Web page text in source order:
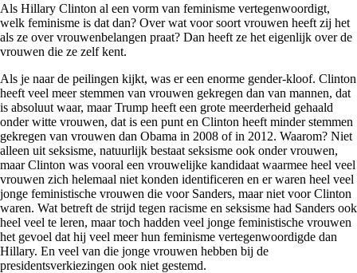
Als Hillary Clinton al een vorm van feminisme vertegenwoordigt,
welk feminisme is dat dan? Over wat voor soort vrouwen heeft zij het
als ze over vrouwenbelangen praat? Dan heeft ze het eigenlijk over de
vrouwen die ze zelf kent.
Als je naar de peilingen kijkt, was er een enorme gender-kloof. Clinton
heeft veel meer stemmen van vrouwen gekregen dan van mannen, dat
is absoluut waar, maar Trump heeft een grote meerderheid gehaald
onder witte vrouwen, dat is een punt en Clinton heeft minder stemmen
gekregen van vrouwen dan Obama in 2008 of in 2012. Waarom? Niet
alleen uit seksisme, natuurlijk bestaat seksisme ook onder vrouwen,
maar Clinton was vooral een vrouwelijke kandidaat waarmee heel veel
vrouwen zich helemaal niet konden identificeren en er waren heel veel
jonge feministische vrouwen die voor Sanders, maar niet voor Clinton
waren. Wat betreft de strijd tegen racisme en seksisme had Sanders ook
heel veel te leren, maar toch hadden veel jonge feministische vrouwen
het gevoel dat hij veel meer hun feminisme vertegenwoordigde dan
Hillary. En veel van die jonge vrouwen hebben bij de
presidentsverkiezingen ook niet gestemd.